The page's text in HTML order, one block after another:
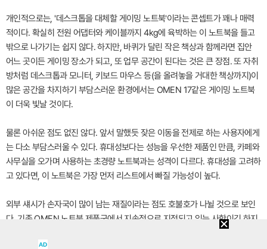
개인적으로는, '데스크톱을 대체할 게이밍 노트북'이라는 콘셉트가 꽤나 매력
적이다. 확실히 전원 어댑터와 케이블까지 4kg에 육박하는 이 노트북을 들고
밖으로 나가기는 쉽지 않다. 하지만, 바퀴가 달린 작은 책상과 함께라면 집안
어느 곳이든 게이밍 장소가 되고, 또 업무 공간이 된다는 것은 큰 장점. 또 자취
방처럼 데스크톱과 모니터, 키보드 마우스 등(을 올려놓을 거대한 책상까지)이
많은 공간을 차지하기 부담스러운 환경에서는 OMEN 17같은 게이밍 노트북
이 더욱 빛날 것이다.
물론 아쉬운 점도 없진 않다. 앞서 말했듯 잦은 이동을 전제로 하는 사용자에게
는 다소 부담스러울 수 있다. 휴대성보다는 성능을 우선한 제품인 만큼, 카페와
사무실을 오가며 사용하는 초경량 노트북과는 성격이 다르다. 휴대성을 고려하
고 있다면, 이 노트북은 가장 먼저 리스트에서 빠질 가능성이 높다.
외부 섀시가 손자국이 많이 남는 재질이라는 점도 호불호가 나뉠 것으로 보인
다. 기존 OMEN 노트북 제품군에서 지속적으로 지적되고 있는 사항이긴 하지
AD